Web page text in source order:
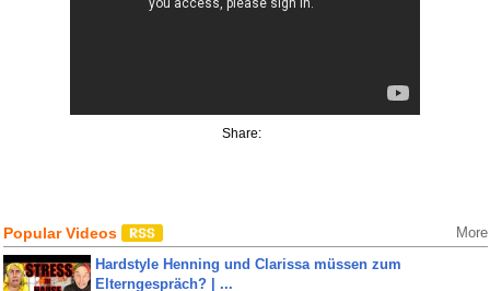
Share:
Popular Videos More
Hardstyle Henning und Clarissa müssen zum
Elterngespräch? | ...